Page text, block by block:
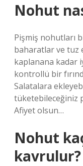
Nohut
Pişmiş nohutları
baharatlar ve tuz
kaplanana kadar
kontrollü bir
Salatalara
tüketebileceğiniz
Afiyet olsun…
Nohut
kavrulur?